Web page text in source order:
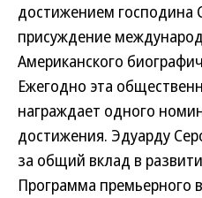
достижением господина
присуждение
Американского
Ежегодно эта
награждает одного
достижения. Эдуарду
за общий вклад в
Программа премьерного